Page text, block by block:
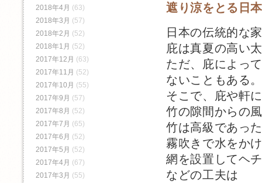
遮り涼をとる日
日本の伝統的な
庇は真夏の高い
ただ、庇によっ
ないこともある
そこで、庇や軒
竹の隙間からの
竹は高級であっ
霧吹きで水をか
網を設置してヘ
などの工夫は
2018年4月 (63)
2018年3月 (57)
2018年2月 (52)
2018年1月 (52)
2017年12月 (63)
2017年11月 (52)
2017年10月 (55)
2017年9月 (57)
2017年8月 (52)
2017年7月 (65)
2017年6月 (52)
2017年5月 (52)
2017年4月 (67)
2017年3月 (55)